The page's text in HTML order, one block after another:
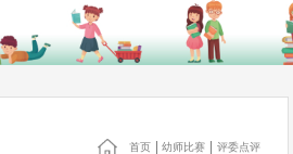
首页 幼师比赛 评委点评